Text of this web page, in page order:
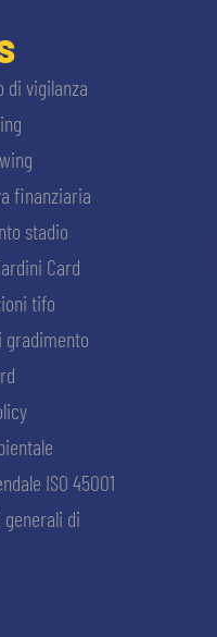
di vigilanza
finanziaria
stadio
Card
tifo
gradimento
ISO 45001
generali di